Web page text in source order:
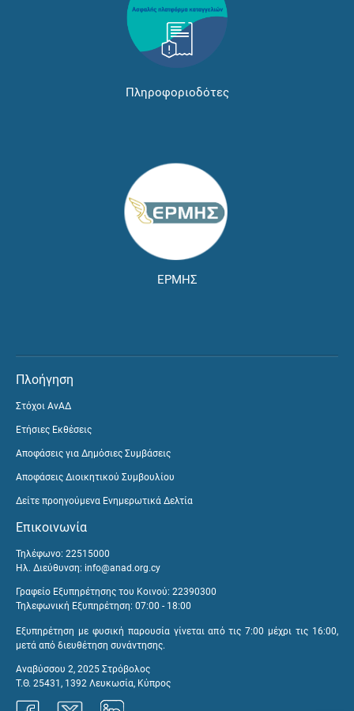
Πληροφοριοδότες
ΕΡΜΗΣ
Πλοήγηση
Στόχοι ΑνΑΔ
Ετήσιες Εκθέσεις
Αποφάσεις για Δημόσιες Συμβάσεις
Αποφάσεις Διοικητικού Συμβουλίου
Δείτε προηγούμενα Ενημερωτικά Δελτία
Επικοινωνία
Τηλέφωνο: 22515000
Ηλ. Διεύθυνση: info@anad.org.cy
Γραφείο Εξυπηρέτησης του Κοινού: 22390300
Τηλεφωνική Εξυπηρέτηση: 07:00 - 18:00
Εξυπηρέτηση με φυσική παρουσία γίνεται από τις 7:00 μέχρι τις 16:00,
μετά από διευθέτηση συνάντησης.
Αναβύσσου 2, 2025 Στρόβολος
Τ.Θ. 25431, 1392 Λευκωσία, Κύπρος